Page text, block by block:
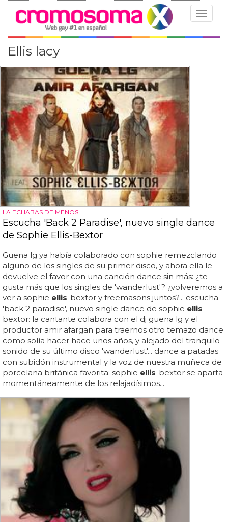
Toggle
Ellis lacy
LA ECHABAS DE MENOS
Escucha 'Back 2 Paradise', nuevo single dance
de Sophie Ellis-Bextor
Guena lg ya había colaborado con sophie remezclando
alguno de los singles de su primer disco, y ahora ella le
devuelve el favor con una canción dance sin más: ¿te
gusta más que los singles de 'wanderlust'? ¿volveremos a
ver a sophie ellis-bextor y freemasons juntos?... escucha
'back 2 paradise', nuevo single dance de sophie ellis-
bextor: la cantante colabora con el dj guena lg y el
productor amir afargan para traernos otro temazo dance
como solía hacer hace unos años, y alejado del tranquilo
sonido de su último disco 'wanderlust'... dance a patadas
con subidón instrumental y la voz de nuestra muñeca de
porcelana británica favorita: sophie ellis-bextor se aparta
momentáneamente de los relajadísimos...